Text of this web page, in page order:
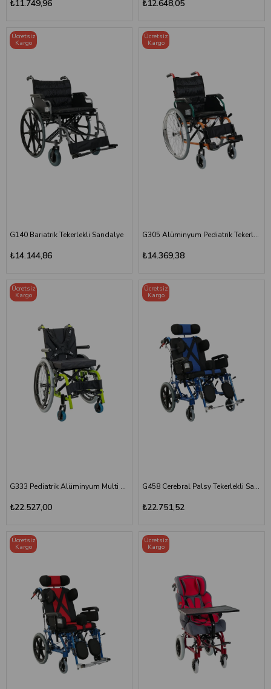
₺11.749,96 ₺12.648,05
G140 Bariatrik Tekerlekli Sandalye
₺14.144,86
Ücretsiz
Kargo
G305 Alüminyum Pediatrik Tekerlekli Sandalye
₺14.369,38
Ücretsiz
Kargo
G333 Pediatrik Alüminyum Multi Fonksiyonel Sandalye
₺22.527,00
Ücretsiz
Kargo
G458 Cerebral Palsy Tekerlekli Sandalye
₺22.751,52
Ücretsiz
Kargo
Ücretsiz
Kargo
Ücretsiz
Kargo